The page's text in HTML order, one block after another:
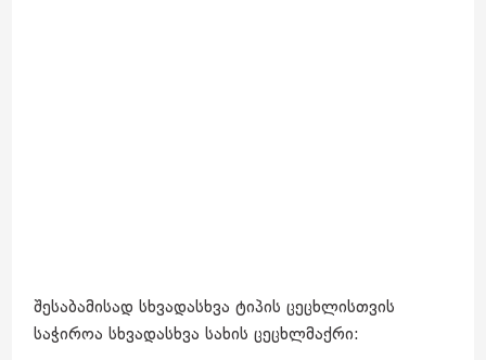
შესაბამისად სხვადასხვა ტიპის ცეცხლისთვის
საჭიროა სხვადასხვა სახის ცეცხლმაქრი: